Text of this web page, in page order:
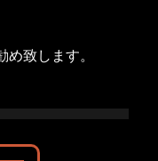
致します。